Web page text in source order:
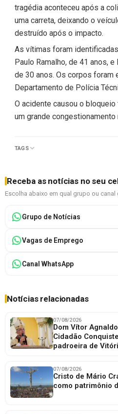
tragédia aconteceu após a
uma carreta, deixando o
destruído após o impacto.
As vítimas foram
Paulo Ramalho, de 41 anos,
de 30 anos. Os corpos foram
Departamento de Polícia
O acidente causou o
um grande congestionamento
TAGS
Receba as notícias no seu
Escolha abaixo em qual grupo ou
Grupo de Notícias
Vagas de Emprego
Canal WhatsApp
Notícias relacionadas
07/08/2026
Dom Vítor
Cidadão
padroeira de
07/08/2026
Cristo de Mário
como patrimônio